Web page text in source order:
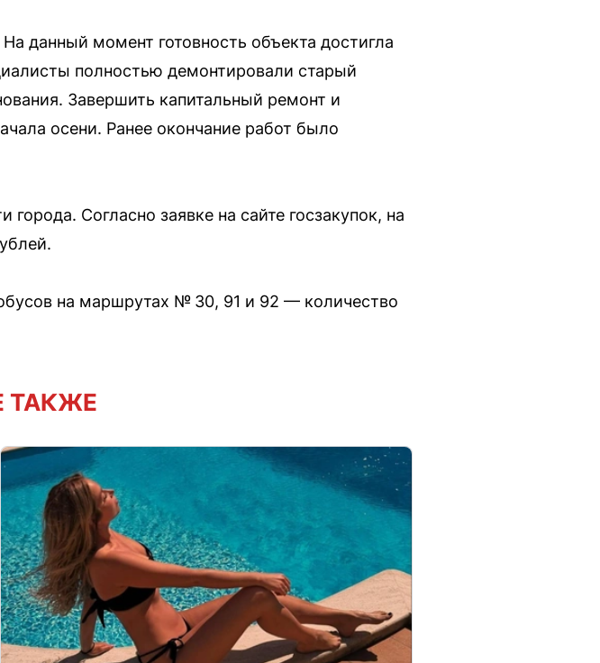
данный момент готовность объекта достигла
полностью демонтировали старый
Завершить капитальный ремонт и
осени. Ранее окончание работ было
Согласно заявке на сайте госзакупок, на
на маршрутах № 30, 91 и 92 — количество
ТАКЖЕ